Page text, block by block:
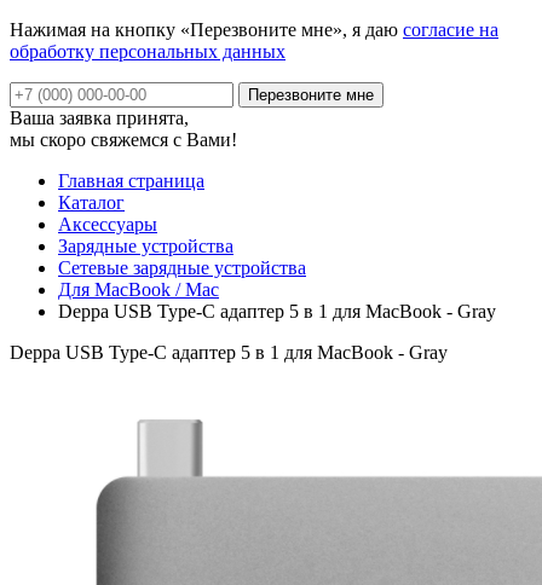
Нажимая на кнопку «Перезвоните мне», я даю согласие на
обработку персональных данных
Ваша заявка принята,
мы скоро свяжемся с Вами!
Главная страница
Каталог
Аксессуары
Зарядные устройства
Сетевые зарядные устройства
Для MacBook / Mac
Deppa USB Type-C адаптер 5 в 1 для MacBook - Gray
Deppa USB Type-C адаптер 5 в 1 для MacBook - Gray